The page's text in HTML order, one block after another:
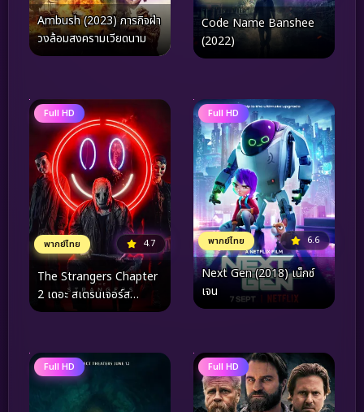
Ambush (2023) ภารกิจฝ่า
วงล้อมสงครามเวียดนาม
Code Name Banshee
(2022)
Full HD
พากย์ไทย 4.7
The Strangers Chapter
2 เดอะ สเตรนเจอร์ส
อำมหิตฆ่าไม่เลิก 2 (2025)
Full HD
พากย์ไทย 6.6
Next Gen (2018) เน็กซ์
เจน
Full HD Full HD